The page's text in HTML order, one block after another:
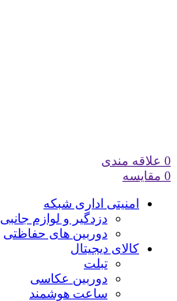
0 علاقه مندی
0 مقایسه
امنیتی اداری شبکه
دزدگیر و لوازم جانبی
دوربین های حفاظتی
کالای دیجیتال
تبلت
دوربین عکاسی
ساعت هوشمند